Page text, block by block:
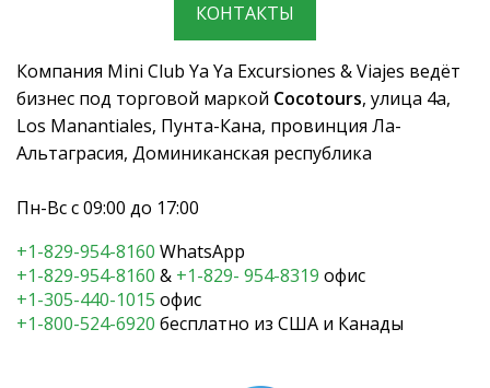
КОНТАКТЫ
Компания Mini Club Ya Ya Excursiones & Viajes ведёт
бизнес под торговой маркой Cocotours, улица 4a,
Los Manantiales, Пунта-Кана, провинция Ла-
Альтаграсия, Доминиканская республика
Пн-Вс с 09:00 до 17:00
+1-829-954-8160 WhatsApp
+1-829-954-8160 & +1-829- 954-8319 офис
+1-305-440-1015 офис
+1-800-524-6920 бесплатно из США и Канады